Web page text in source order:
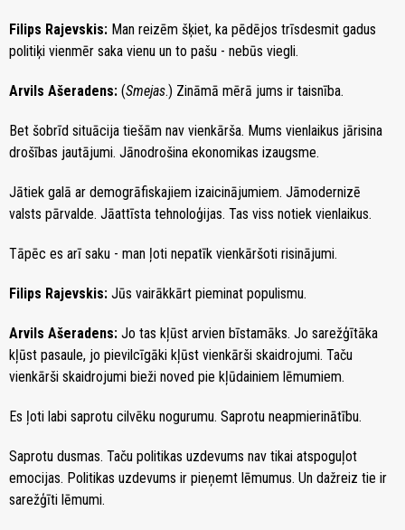
Filips Rajevskis: Man reizēm šķiet, ka pēdējos trīsdesmit gadus
politiķi vienmēr saka vienu un to pašu - nebūs viegli.
Arvils Ašeradens: (Smejas.) Zināmā mērā jums ir taisnība.
Bet šobrīd situācija tiešām nav vienkārša. Mums vienlaikus jārisina
drošības jautājumi. Jānodrošina ekonomikas izaugsme.
Jātiek galā ar demogrāfiskajiem izaicinājumiem. Jāmodernizē
valsts pārvalde. Jāattīsta tehnoloģijas. Tas viss notiek vienlaikus.
Tāpēc es arī saku - man ļoti nepatīk vienkāršoti risinājumi.
Filips Rajevskis: Jūs vairākkārt pieminat populismu.
Arvils Ašeradens: Jo tas kļūst arvien bīstamāks. Jo sarežģītāka
kļūst pasaule, jo pievilcīgāki kļūst vienkārši skaidrojumi. Taču
vienkārši skaidrojumi bieži noved pie kļūdainiem lēmumiem.
Es ļoti labi saprotu cilvēku nogurumu. Saprotu neapmierinātību.
Saprotu dusmas. Taču politikas uzdevums nav tikai atspoguļot
emocijas. Politikas uzdevums ir pieņemt lēmumus. Un dažreiz tie ir
sarežģīti lēmumi.